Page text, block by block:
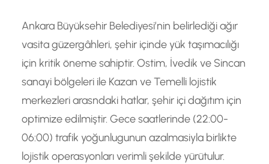
Ankara Büyüksehir Belediyesi’nin belirlediği ağır
vasita güzergâhleri, şehir içinde yük taşımacılığı
için kritik öneme sahiptir. Ostim, İvedik ve Sincan
sanayi bölgeleri ile Kazan ve Temelli lojistik
merkezleri arasndaki hatlar, şehir içi dağıtım için
optimize edilmiştir. Gece saatlerinde (22:00-
06:00) trafik yoğunlugunun azalmasiyla birlikte
lojistik operasyonları verimli şekilde yürütulur.